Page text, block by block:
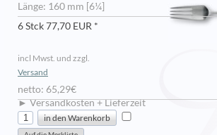
Länge: 160 mm [6¼]
6 Stck 77,70 EUR *
incl Mwst. und zzgl.
Versand
netto: 65,29€
► Versandkosten + Lieferzeit